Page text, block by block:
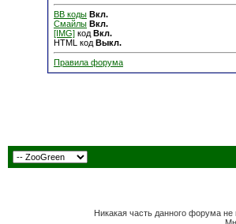
BB коды Вкл.
Смайлы Вкл.
[IMG] код Вкл.
HTML код Выкл.
Правила форума
Никакая часть данного форума